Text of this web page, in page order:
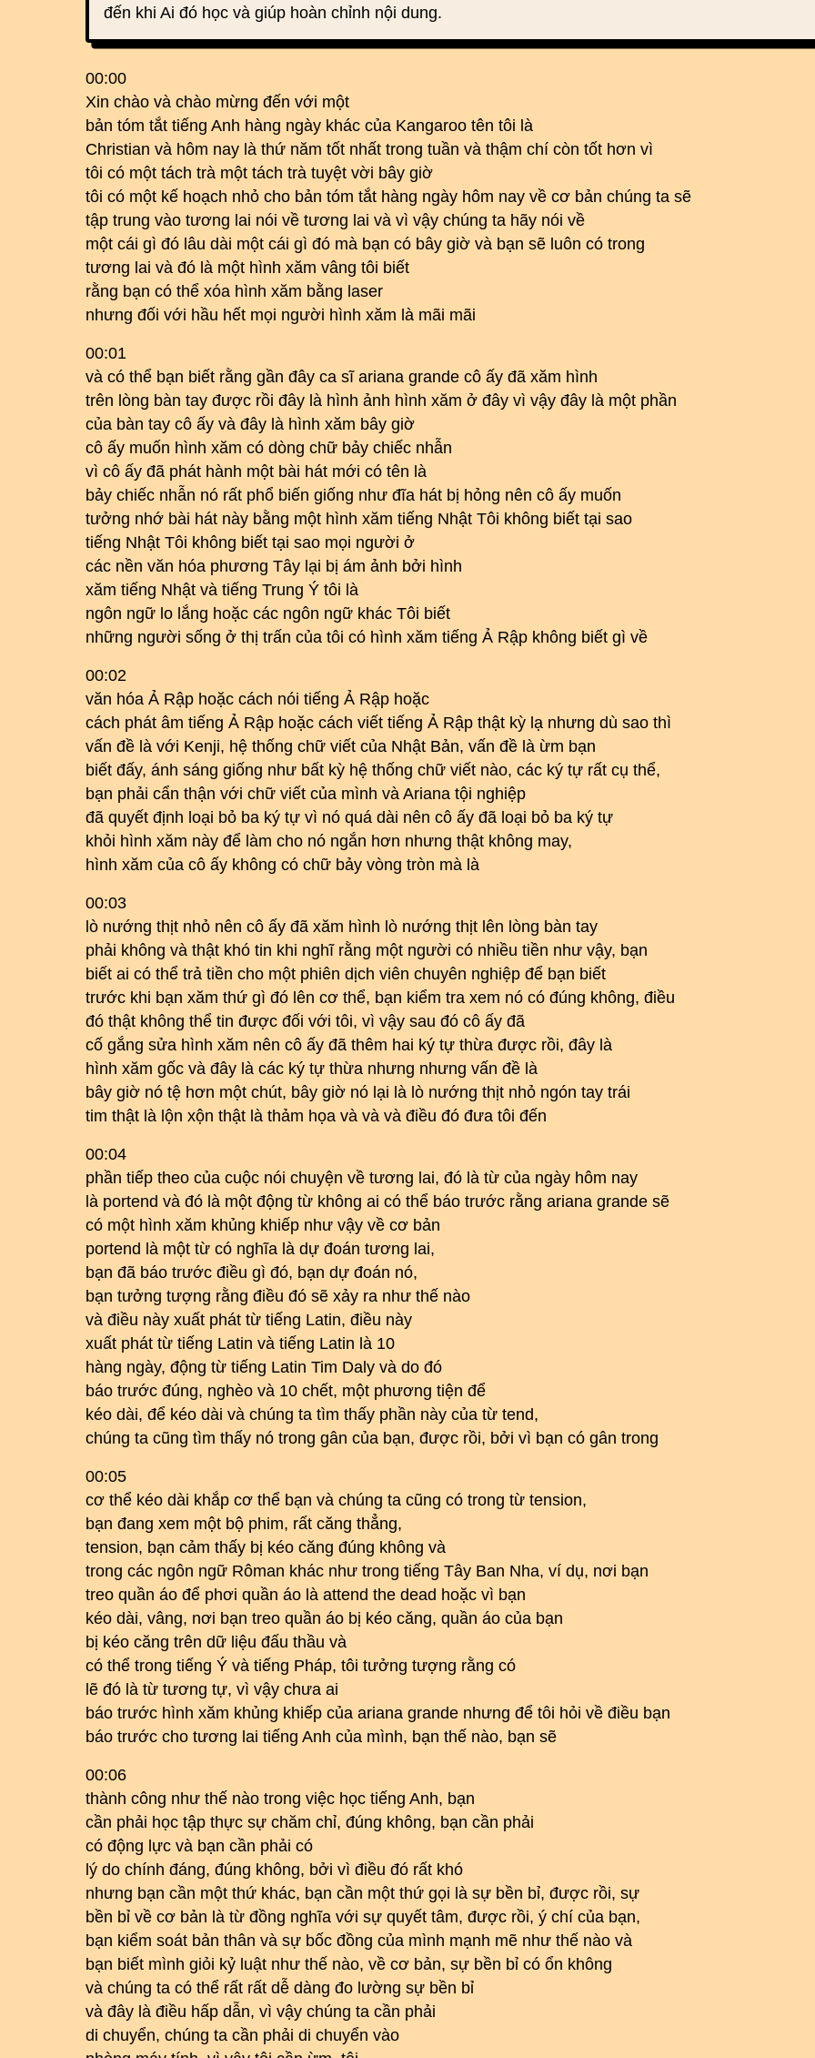
đến khi Ai đó học và giúp hoàn chỉnh nội dung.
00:00
Xin chào và chào mừng đến với một
bản tóm tắt tiếng Anh hàng ngày khác của Kangaroo tên tôi là
Christian và hôm nay là thứ năm tốt nhất trong tuần và thậm chí còn tốt hơn vì
tôi có một tách trà một tách trà tuyệt vời bây giờ
tôi có một kế hoạch nhỏ cho bản tóm tắt hàng ngày hôm nay về cơ bản chúng ta sẽ
tập trung vào tương lai nói về tương lai và vì vậy chúng ta hãy nói về
một cái gì đó lâu dài một cái gì đó mà bạn có bây giờ và bạn sẽ luôn có trong
tương lai và đó là một hình xăm vâng tôi biết
rằng bạn có thể xóa hình xăm bằng laser
nhưng đối với hầu hết mọi người hình xăm là mãi mãi
00:01
và có thể bạn biết rằng gần đây ca sĩ ariana grande cô ấy đã xăm hình
trên lòng bàn tay được rồi đây là hình ảnh hình xăm ở đây vì vậy đây là một phần
của bàn tay cô ấy và đây là hình xăm bây giờ
cô ấy muốn hình xăm có dòng chữ bảy chiếc nhẫn
vì cô ấy đã phát hành một bài hát mới có tên là
bảy chiếc nhẫn nó rất phổ biến giống như đĩa hát bị hỏng nên cô ấy muốn
tưởng nhớ bài hát này bằng một hình xăm tiếng Nhật Tôi không biết tại sao
tiếng Nhật Tôi không biết tại sao mọi người ở
các nền văn hóa phương Tây lại bị ám ảnh bởi hình
xăm tiếng Nhật và tiếng Trung Ý tôi là
ngôn ngữ lo lắng hoặc các ngôn ngữ khác Tôi biết
những người sống ở thị trấn của tôi có hình xăm tiếng Ả Rập không biết gì về
00:02
văn hóa Ả Rập hoặc cách nói tiếng Ả Rập hoặc
cách phát âm tiếng Ả Rập hoặc cách viết tiếng Ả Rập thật kỳ lạ nhưng dù sao thì
vấn đề là với Kenji, hệ thống chữ viết của Nhật Bản, vấn đề là ừm bạn
biết đấy, ánh sáng giống như bất kỳ hệ thống chữ viết nào, các ký tự rất cụ thể,
bạn phải cẩn thận với chữ viết của mình và Ariana tội nghiệp
đã quyết định loại bỏ ba ký tự vì nó quá dài nên cô ấy đã loại bỏ ba ký tự
khỏi hình xăm này để làm cho nó ngắn hơn nhưng thật không may,
hình xăm của cô ấy không có chữ bảy vòng tròn mà là
00:03
lò nướng thịt nhỏ nên cô ấy đã xăm hình lò nướng thịt lên lòng bàn tay
phải không và thật khó tin khi nghĩ rằng một người có nhiều tiền như vậy, bạn
biết ai có thể trả tiền cho một phiên dịch viên chuyên nghiệp để bạn biết
trước khi bạn xăm thứ gì đó lên cơ thể, bạn kiểm tra xem nó có đúng không, điều
đó thật không thể tin được đối với tôi, vì vậy sau đó cô ấy đã
cố gắng sửa hình xăm nên cô ấy đã thêm hai ký tự thừa được rồi, đây là
hình xăm gốc và đây là các ký tự thừa nhưng nhưng vấn đề là
bây giờ nó tệ hơn một chút, bây giờ nó lại là lò nướng thịt nhỏ ngón tay trái
tim thật là lộn xộn thật là thảm họa và và và điều đó đưa tôi đến
00:04
phần tiếp theo của cuộc nói chuyện về tương lai, đó là từ của ngày hôm nay
là portend và đó là một động từ không ai có thể báo trước rằng ariana grande sẽ
có một hình xăm khủng khiếp như vậy về cơ bản
portend là một từ có nghĩa là dự đoán tương lai,
bạn đã báo trước điều gì đó, bạn dự đoán nó,
bạn tưởng tượng rằng điều đó sẽ xảy ra như thế nào
và điều này xuất phát từ tiếng Latin, điều này
xuất phát từ tiếng Latin và tiếng Latin là 10
hàng ngày, động từ tiếng Latin Tim Daly và do đó
báo trước đúng, nghèo và 10 chết, một phương tiện để
kéo dài, để kéo dài và chúng ta tìm thấy phần này của từ tend,
chúng ta cũng tìm thấy nó trong gân của bạn, được rồi, bởi vì bạn có gân trong
00:05
cơ thể kéo dài khắp cơ thể bạn và chúng ta cũng có trong từ tension,
bạn đang xem một bộ phim, rất căng thẳng,
tension, bạn cảm thấy bị kéo căng đúng không và
trong các ngôn ngữ Rôman khác như trong tiếng Tây Ban Nha, ví dụ, nơi bạn
treo quần áo để phơi quần áo là attend the dead hoặc vì bạn
kéo dài, vâng, nơi bạn treo quần áo bị kéo căng, quần áo của bạn
bị kéo căng trên dữ liệu đấu thầu và
có thể trong tiếng Ý và tiếng Pháp, tôi tưởng tượng rằng có
lẽ đó là từ tương tự, vì vậy chưa ai
báo trước hình xăm khủng khiếp của ariana grande nhưng để tôi hỏi về điều bạn
báo trước cho tương lai tiếng Anh của mình, bạn thế nào, bạn sẽ
00:06
thành công như thế nào trong việc học tiếng Anh, bạn
cần phải học tập thực sự chăm chỉ, đúng không, bạn cần phải
có động lực và bạn cần phải có
lý do chính đáng, đúng không, bởi vì điều đó rất khó
nhưng bạn cần một thứ khác, bạn cần một thứ gọi là sự bền bỉ, được rồi, sự
bền bỉ về cơ bản là từ đồng nghĩa với sự quyết tâm, được rồi, ý chí của bạn,
bạn kiểm soát bản thân và sự bốc đồng của mình mạnh mẽ như thế nào và
bạn biết mình giỏi kỷ luật như thế nào, về cơ bản, sự bền bỉ có ổn không
và chúng ta có thể rất rất dễ dàng đo lường sự bền bỉ
và đây là điều hấp dẫn, vì vậy chúng ta cần phải
di chuyển, chúng ta cần phải di chuyển vào